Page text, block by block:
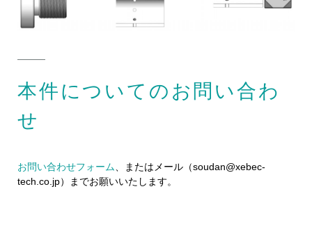
本件についてのお問い合わ
せ
お問い合わせフォーム、またはメール（soudan@xebec-
tech.co.jp）までお願いいたします。